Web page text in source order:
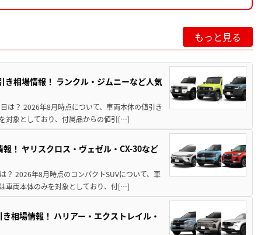
もっと見る
き相場情報！ ランクル・ジムニーなど人気
は？ 2026年8月時点について、車両本体の値引き
対象としており、付属品からの値引[…]
！ ヤリスクロス・ヴェゼル・CX-30など
？ 2026年8月時点のコンパクトSUVについて、車
車両本体のみを対象としており、付[…]
相場情報！ ハリアー・エクストレイル・